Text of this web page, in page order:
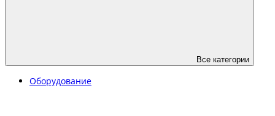
Все категории
Оборудование